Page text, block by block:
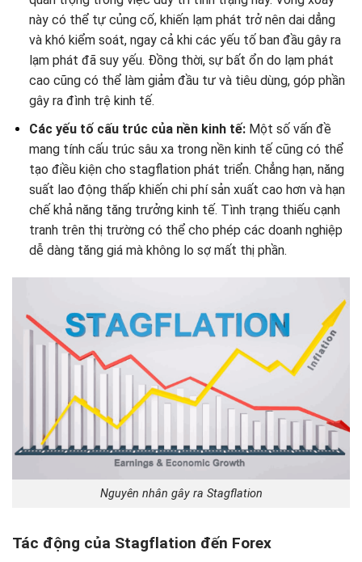
này có thể tự củng cố, khiến lạm phát trở nên dai dẳng
và khó kiểm soát, ngay cả khi các yếu tố ban đầu gây ra
lạm phát đã suy yếu. Đồng thời, sự bất ổn do lạm phát
cao cũng có thể làm giảm đầu tư và tiêu dùng, góp phần
gây ra đình trệ kinh tế.
Các yếu tố cấu trúc của nền kinh tế:Một số vấn đề
mang tính cấu trúc sâu xa trong nền kinh tế cũng có thể
tạo điều kiện cho stagflation phát triển. Chẳng hạn, năng
suất lao động thấp khiến chi phí sản xuất cao hơn và hạn
chế khả năng tăng trưởng kinh tế. Tình trạng thiếu cạnh
tranh trên thị trường có thể cho phép các doanh nghiệp
dễ dàng tăng giá mà không lo sợ mất thị phần.
Nguyên nhân gây ra Stagflation
Tác động của Stagflation đến Forex